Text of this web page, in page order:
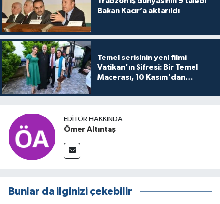
Bakan Kacır’a aktarıldı
Temel serisinin yeni filmi
Vatikan'ın Şifresi: Bir Temel
Macerası, 10 Kasım'dan
buluşuyo
EDITÖR HAKKINDA
Ömer Altıntaş
Bunlar da ilginizi çekebilir